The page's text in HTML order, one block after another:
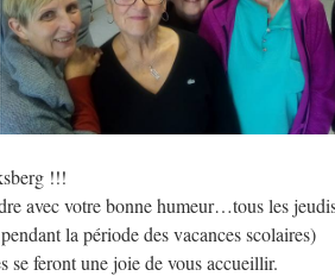
!!!
avec votre bonne humeur…tous les
la période des vacances scolaires)
se feront une joie de vous accueillir.